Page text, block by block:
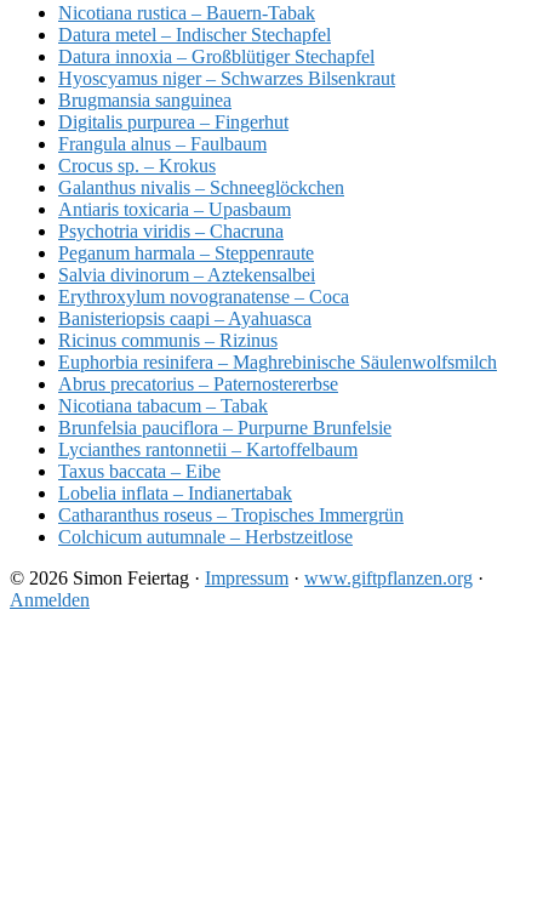
Nicotiana rustica – Bauern-Tabak
Datura metel – Indischer Stechapfel
Datura innoxia – Großblütiger Stechapfel
Hyoscyamus niger – Schwarzes Bilsenkraut
Brugmansia sanguinea
Digitalis purpurea – Fingerhut
Frangula alnus – Faulbaum
Crocus sp. – Krokus
Galanthus nivalis – Schneeglöckchen
Antiaris toxicaria – Upasbaum
Psychotria viridis – Chacruna
Peganum harmala – Steppenraute
Salvia divinorum – Aztekensalbei
Erythroxylum novogranatense – Coca
Banisteriopsis caapi – Ayahuasca
Ricinus communis – Rizinus
Euphorbia resinifera – Maghrebinische Säulenwolfsmilch
Abrus precatorius – Paternostererbse
Nicotiana tabacum – Tabak
Brunfelsia pauciflora – Purpurne Brunfelsie
Lycianthes rantonnetii – Kartoffelbaum
Taxus baccata – Eibe
Lobelia inflata – Indianertabak
Catharanthus roseus – Tropisches Immergrün
Colchicum autumnale – Herbstzeitlose
© 2026 Simon Feiertag · Impressum · www.giftpflanzen.org ·
Anmelden